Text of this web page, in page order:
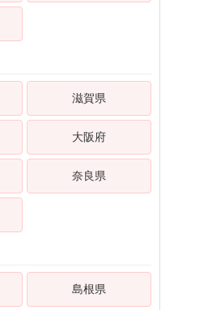
滋賀県
大阪府
奈良県
島根県